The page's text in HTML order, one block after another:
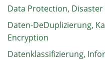
Data Protection, Disaster
Daten-DeDuplizierung,
Encryption
Datenklassifizierung,